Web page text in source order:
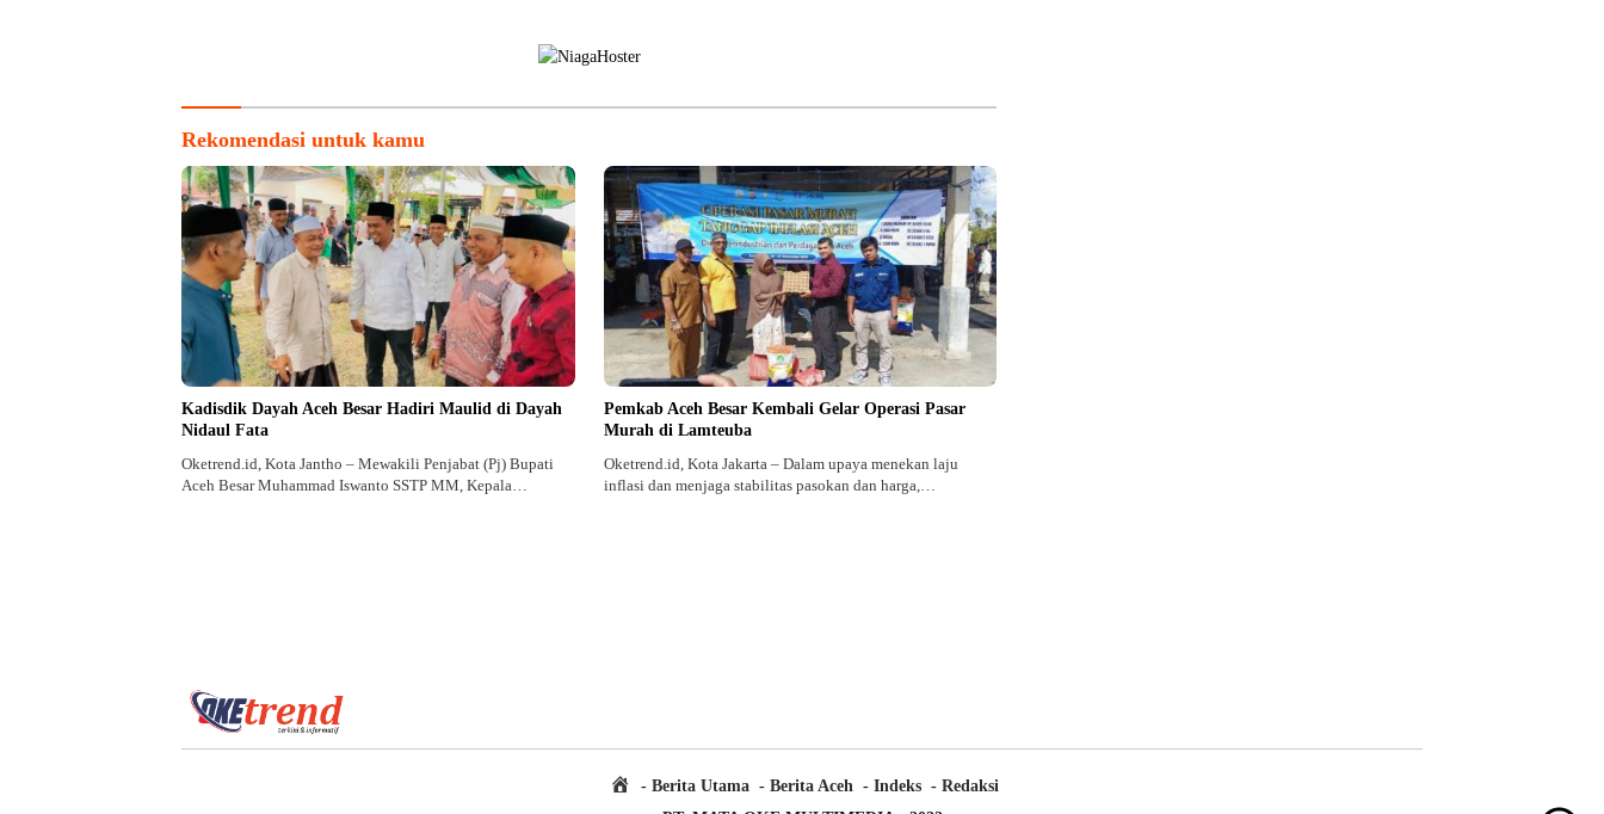
Rekomendasi untuk kamu
Kadisdik Dayah Aceh Besar Hadiri Maulid di Dayah
Nidaul Fata
Oketrend.id, Kota Jantho – Mewakili Penjabat (Pj) Bupati
Aceh Besar Muhammad Iswanto SSTP MM, Kepala…
Pemkab Aceh Besar Kembali Gelar Operasi Pasar
Murah di Lamteuba
Oketrend.id, Kota Jakarta – Dalam upaya menekan laju
inflasi dan menjaga stabilitas pasokan dan harga,…
H Berita Utama Berita Aceh Indeks
Redaksi